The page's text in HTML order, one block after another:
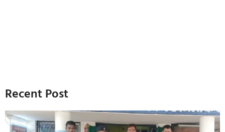
Recent Post